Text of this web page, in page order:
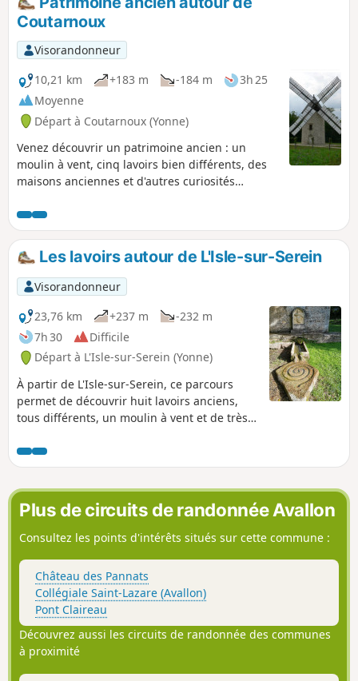
Coutarnoux
Visorandonneur
10,21 km
+183 m -184 m
3h 25
Moyenne
Départ à Coutarnoux (Yonne)
Venez découvrir un patrimoine ancien : un
moulin à vent, cinq lavoirs bien différents, des
maisons anciennes et d'autres curiosités
n'est un passage difficile, par temps de pluie, à
1 km du départ. Attention : pas de balisage sur
ce parcours.
Les lavoirs autour de L'Isle-sur-Serein
Visorandonneur
23,76 km
+237 m
-232 m
7h 30
Difficile
Départ à L'Isle-sur-Serein (Yonne)
À partir de L'Isle-sur-Serein, ce parcours
permet de découvrir huit lavoirs anciens,
tous différents, un moulin à vent et de très
traversés. Aucune difficultés sur ce circuit si
ce n'est sa longueur, néanmoins, vous avez
la possibilité de faire cette randonnée en
deux fois au départ de L'Isle-sur-
Serein.Attention pas de balisage spécifique
pour ce parcours, excepté à de rares
Plus de circuits de randonnée Avallon
Consultez les points d'intérêts situés sur cette commune :
Château des Pannats
Collégiale Saint-Lazare (Avallon)
Pont Claireau
Découvrez aussi les circuits de randonnée des communes
à proximité